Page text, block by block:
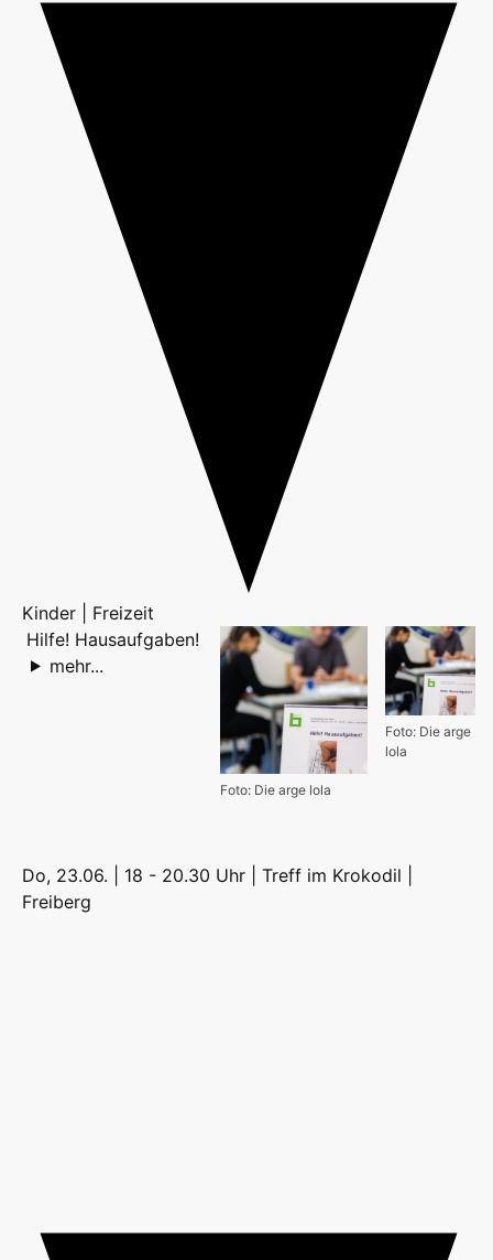
Kinder | Freizeit
Foto: Die arge
lola
Foto: Die arge lola
Hilfe! Hausaufgaben!
mehr...
Do, 23.06. | 18 - 20.30 Uhr | Treff im Krokodil |
Freiberg